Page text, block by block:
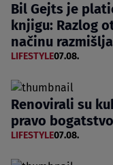
Bil Gejts je
knjigu: Razlog
načinu
LIFESTYLE07.08.
Renovirali su
pravo
LIFESTYLE07.08.